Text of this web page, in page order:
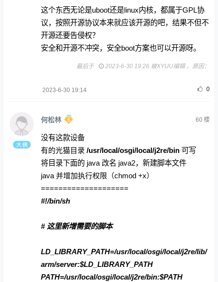
这个东西无论是uboot还是linux内核，都属于GPL协
议，按照开源协议本来就应该开源的吧，结果不但不
开源还要告侵权？
安全和开源不冲突，安全boot方案也可以开源呀。
最后于 2023-6-30 19:26 被XYUU编辑 ，原因：
2023-6-30 19:14 0
何松林 60楼
没有这款设备
有的光猫目录 /usr/local/osgi/local/j2re/bin 可写
将目录下面的 java 改名 java2，新建脚本文件
java并增加执行权限（chmod +x）
====================
#!/bin/sh
# 这里新增需要的脚本
LD_LIBRARY_PATH=/usr/local/osgi/local/j2re/lib/
arm/server:$LD_LIBRARY_PATH
PATH=/usr/local/osgi/local/j2re/bin:$PATH